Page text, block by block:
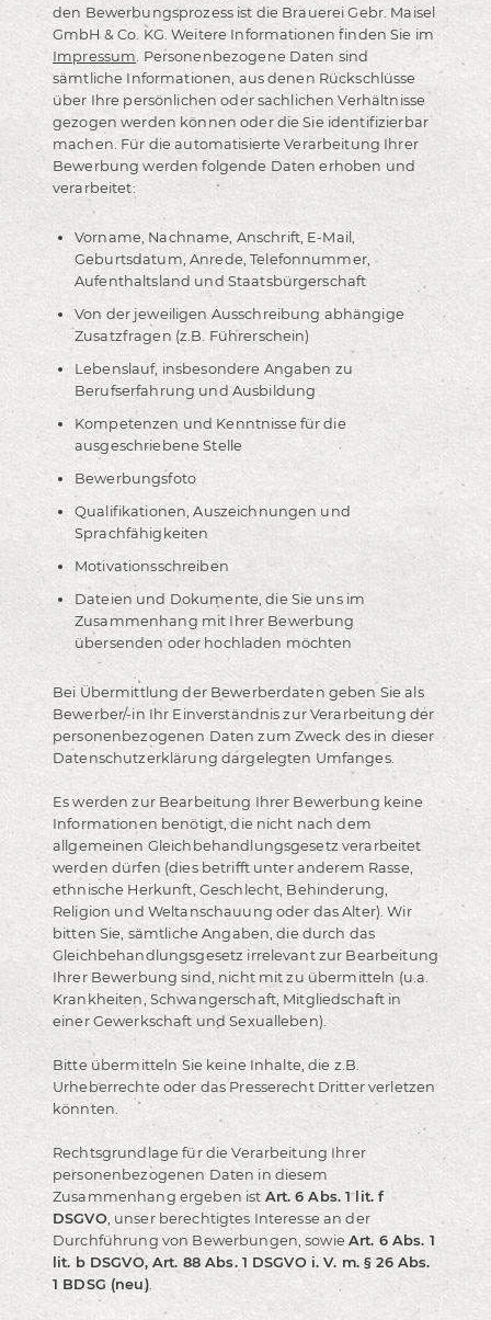
den Bewerbungsprozess ist die Brauerei Gebr. Maisel
GmbH & Co. KG. Weitere Informationen finden Sie im
Impressum. Personenbezogene Daten sind
sämtliche Informationen, aus denen Rückschlüsse
über Ihre persönlichen oder sachlichen Verhältnisse
gezogen werden können oder die Sie identifizierbar
machen. Für die automatisierte Verarbeitung Ihrer
Bewerbung werden folgende Daten erhoben und
verarbeitet:
Vorname, Nachname, Anschrift, E-Mail,
Geburtsdatum, Anrede, Telefonnummer,
Aufenthaltsland und Staatsbürgerschaft
Von der jeweiligen Ausschreibung abhängige
Zusatzfragen (z.B. Führerschein)
Lebenslauf, insbesondere Angaben zu
Berufserfahrung und Ausbildung
Kompetenzen und Kenntnisse für die
ausgeschriebene Stelle
Bewerbungsfoto
Qualifikationen, Auszeichnungen und
Sprachfähigkeiten
Motivationsschreiben
Dateien und Dokumente, die Sie uns im
Zusammenhang mit Ihrer Bewerbung
übersenden oder hochladen möchten
Bei Übermittlung der Bewerberdaten geben Sie als
Bewerber/-in Ihr Einverständnis zur Verarbeitung der
personenbezogenen Daten zum Zweck des in dieser
Datenschutzerklärung dargelegten Umfanges.
Es werden zur Bearbeitung Ihrer Bewerbung keine
Informationen benötigt, die nicht nach dem
allgemeinen Gleichbehandlungsgesetz verarbeitet
werden dürfen (dies betrifft unter anderem Rasse,
ethnische Herkunft, Geschlecht, Behinderung,
Religion und Weltanschauung oder das Alter). Wir
bitten Sie, sämtliche Angaben, die durch das
Gleichbehandlungsgesetz irrelevant zur Bearbeitung
Ihrer Bewerbung sind, nicht mit zu übermitteln (u.a.
Krankheiten, Schwangerschaft, Mitgliedschaft in
einer Gewerkschaft und Sexualleben).
Bitte übermitteln Sie keine Inhalte, die z.B.
Urheberrechte oder das Presserecht Dritter verletzen
könnten.
Rechtsgrundlage für die Verarbeitung Ihrer
personenbezogenen Daten in diesem
Zusammenhang ergeben ist Art. 6 Abs. 1 lit. f
DSGVO, unser berechtigtes Interesse an der
Durchführung von Bewerbungen, sowieArt. 6 Abs. 1
lit. b DSGVO, Art. 88 Abs. 1 DSGVO i. V. m. § 26 Abs.
1 BDSG (neu).